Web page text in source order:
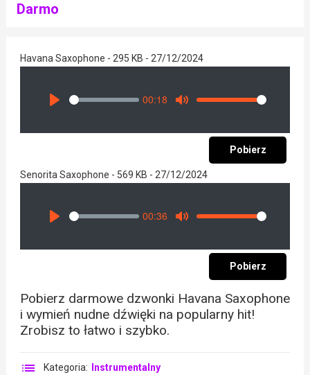
Darmo
Havana Saxophone - 295 KB - 27/12/2024
Seek
00:18
Volume
Pobierz
Senorita Saxophone - 569 KB - 27/12/2024
Seek
00:36
Volume
Pobierz
Pobierz darmowe dzwonki Havana Saxophone
i wymień nudne dźwięki na popularny hit!
Zrobisz to łatwo i szybko.
Kategoria: Instrumentalny